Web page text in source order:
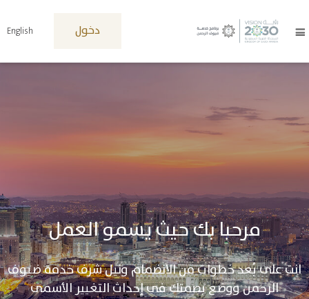
دخول English
مرحبا بك حيث يسمو العمل
انت على بُعد خطوات من الانضمام ونيل شرف خدمة ضيوف
الرحمن ووضع بصمتك في إحداث التغيير الأسمى